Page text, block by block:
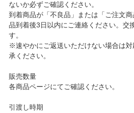
ないか必ずご確認ください。
到着商品が「不良品」または「ご注文
品到着後3日以内にご連絡ください。交
す。
※速やかにご返送いただけない場合は
承ください。
販売数量
各商品ページにてご確認ください。
引渡し時期